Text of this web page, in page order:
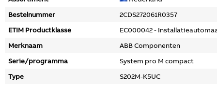
Bestelnummer
2CDS272061R0357
ETIM Productklasse
EC000042 -
Merknaam
ABB Componenten
Serie/programma
System pro M compact
Type
S202M-K5UC